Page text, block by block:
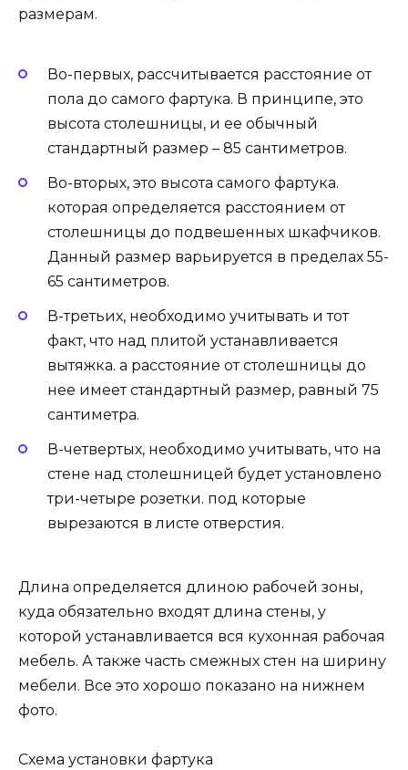
размерам.
Во-первых, рассчитывается расстояние от
пола до самого фартука. В принципе, это
высота столешницы, и ее обычный
стандартный размер – 85 сантиметров.
Во-вторых, это высота самого фартука.
которая определяется расстоянием от
столешницы до подвешенных шкафчиков.
Данный размер варьируется в пределах 55-
65 сантиметров.
В-третьих, необходимо учитывать и тот
факт, что над плитой устанавливается
вытяжка. а расстояние от столешницы до
нее имеет стандартный размер, равный 75
сантиметра.
В-четвертых, необходимо учитывать, что на
стене над столешницей будет установлено
три-четыре розетки. под которые
вырезаются в листе отверстия.
Длина определяется длиною рабочей зоны,
куда обязательно входят длина стены, у
которой устанавливается вся кухонная рабочая
мебель. А также часть смежных стен на ширину
мебели. Все это хорошо показано на нижнем
фото.
Схема установки фартука